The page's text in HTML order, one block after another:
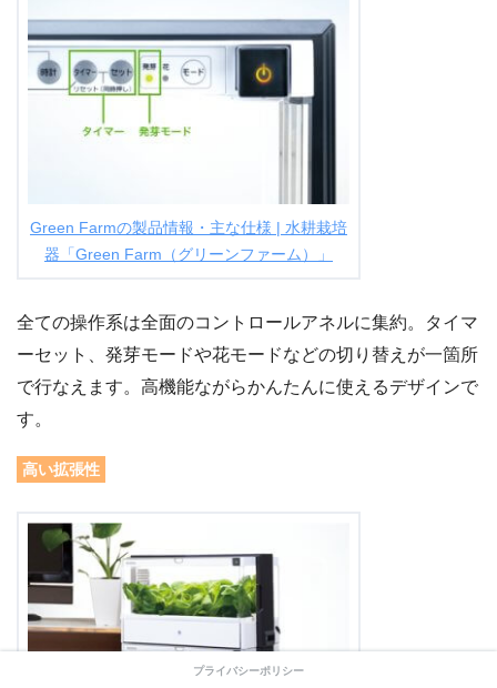
Green Farmの製品情報・主な仕様 | 水耕栽培
器「Green Farm（グリーンファーム）」
全ての操作系は全面のコントロールアネルに集約。タイマ
ーセット、発芽モードや花モードなどの切り替えが一箇所
で行なえます。高機能ながらかんたんに使えるデザインで
す。
高い拡張性
プライバシーポリシー